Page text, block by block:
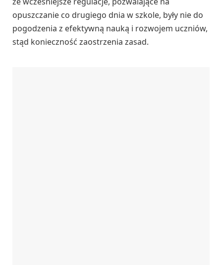
opuszczanie co drugiego dnia w szkole, były nie do
pogodzenia z efektywną nauką i rozwojem uczniów,
stąd konieczność zaostrzenia zasad.